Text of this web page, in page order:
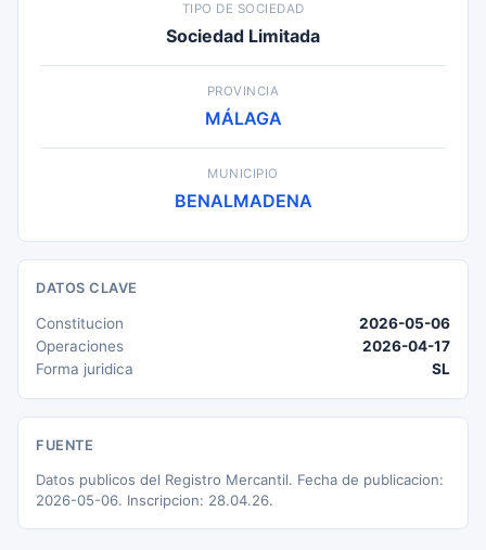
TIPO DE SOCIEDAD
Sociedad Limitada
PROVINCIA
MÁLAGA
MUNICIPIO
BENALMADENA
DATOS CLAVE
Constitucion
2026-05-06
Operaciones
2026-04-17
Forma juridica
SL
FUENTE
Datos publicos del Registro Mercantil. Fecha de publicacion:
2026-05-06. Inscripcion: 28.04.26.